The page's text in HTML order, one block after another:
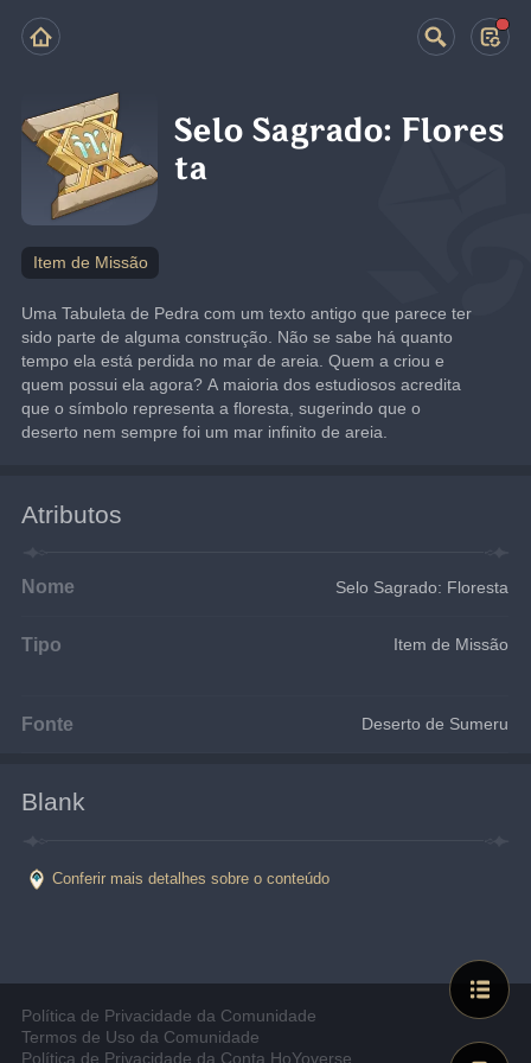
Selo Sagrado: Flores
ta
Item de Missão
Uma Tabuleta de Pedra com um texto antigo que parece ter
sido parte de alguma construção. Não se sabe há quanto
tempo ela está perdida no mar de areia. Quem a criou e
quem possui ela agora? A maioria dos estudiosos acredita
que o símbolo representa a floresta, sugerindo que o
deserto nem sempre foi um mar infinito de areia.
Atributos
Nome Selo Sagrado: Floresta
Tipo Item de Missão
Fonte Deserto de Sumeru
Blank
Conferir mais detalhes sobre o conteúdo
Política de Privacidade da Comunidade
Termos de Uso da Comunidade
Política de Privacidade da Conta HoYoverse